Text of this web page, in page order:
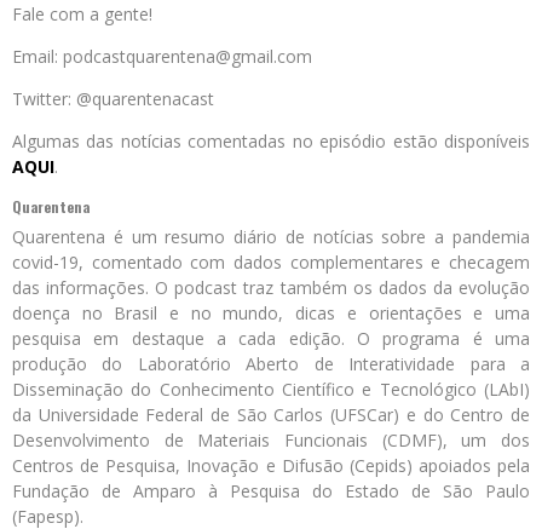
Fale com a gente!
Email: podcastquarentena@gmail.com
Twitter: @quarentenacast
Algumas das notícias comentadas no episódio estão disponíveis
AQUI.
Quarentena
Quarentena é um resumo diário de notícias sobre a pandemia
covid-19, comentado com dados complementares e checagem
das informações. O podcast traz também os dados da evolução
doença no Brasil e no mundo, dicas e orientações e uma
pesquisa em destaque a cada edição. O programa é uma
produção do Laboratório Aberto de Interatividade para a
Disseminação do Conhecimento Científico e Tecnológico (LAbI)
da Universidade Federal de São Carlos (UFSCar) e do Centro de
Desenvolvimento de Materiais Funcionais (CDMF), um dos
Centros de Pesquisa, Inovação e Difusão (Cepids) apoiados pela
Fundação de Amparo à Pesquisa do Estado de São Paulo
(Fapesp).